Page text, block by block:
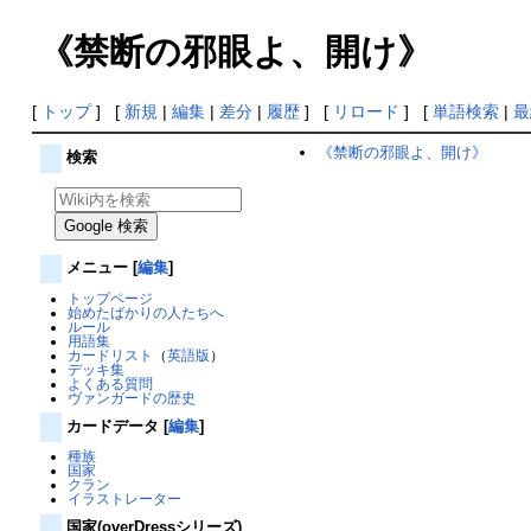
《禁断の邪眼よ、開け》
[ トップ] [ 新規 | 編集| 差分| 履歴] [ リロード ] [ 単語検索|
検索
メニュー [編集]
トップページ
始めたばかりの人たちへ
ルール
用語集
カードリスト
（英語版 ）
デッキ集
よくある質問
ヴァンガードの歴史
カードデータ [編集]
種族
国家
クラン
イラストレーター
国家(overDressシリーズ)
《禁断の邪眼よ、開け》